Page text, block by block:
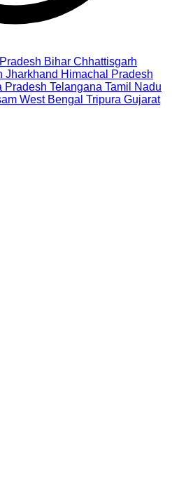
Bihar Chhattisgarh
Jharkhand Himachal Pradesh
Pradesh Telangana Tamil Nadu
West Bengal Tripura Gujarat